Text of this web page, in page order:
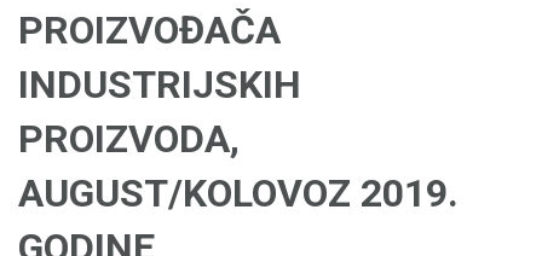
PROIZVOĐAČA
INDUSTRIJSKIH
PROIZVODA,
AUGUST/KOLOVOZ 2019.